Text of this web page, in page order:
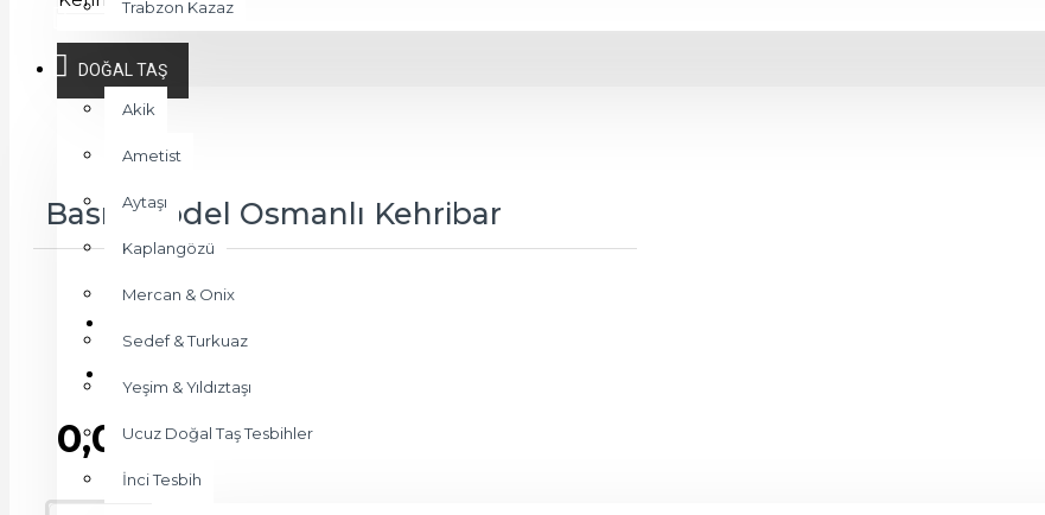
Trabzon Kazaz
DOĞAL TAŞ
Akik
Ametist
Aytaşı
Kaplangözü
Mercan & Onix
Sedef & Turkuaz
Yeşim & Yıldıztaşı
Ucuz Doğal Taş Tesbihler
İnci Tesbih
Basık Model Osmanlı Kehribar
0,00 TL
STOKDA YOK